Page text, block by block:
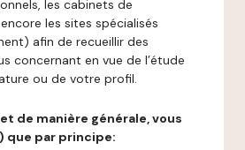
les cabinets de
les sites spécialisés
afin de recueillir des
concernant en vue de l’étude
ou de votre profil.
de manière générale, vous
que par principe: